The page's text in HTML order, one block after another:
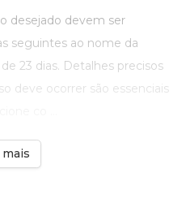
desejado devem ser
seguintes ao nome da
23 dias. Detalhes precisos
deve ocorrer são essenciais
mais